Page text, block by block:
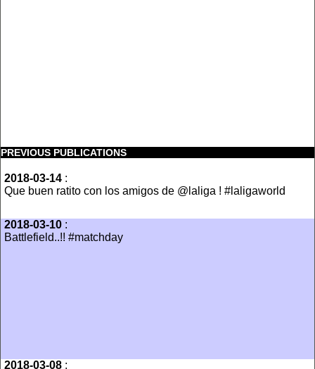
PREVIOUS PUBLICATIONS
2018-03-14 :
Que buen ratito con los amigos de @laliga ! #laligaworld
2018-03-10 :
Battlefield..!! #matchday
2018-03-08 :